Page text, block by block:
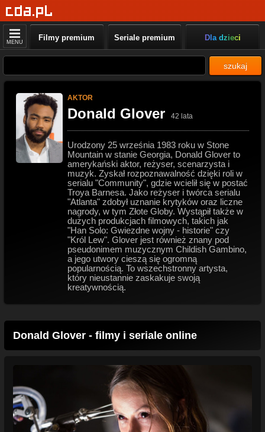
MENU Filmy premium Seriale premium Dla dzieci
szukaj
AKTOR
Donald Glover 42 lata
Urodzony 25 września 1983 roku w Stone
Mountain w stanie Georgia, Donald Glover to
amerykański aktor, reżyser, scenarzysta i
muzyk. Zyskał rozpoznawalność dzięki roli w
serialu "Community", gdzie wcielił się w postać
Troya Barnesa. Jako reżyser i twórca serialu
"Atlanta" zdobył uznanie krytyków oraz liczne
nagrody, w tym Złote Globy. Wystąpił także w
dużych produkcjach filmowych, takich jak
"Han Solo: Gwiezdne wojny - historie" czy
"Król Lew". Glover jest również znany pod
pseudonimem muzycznym Childish Gambino,
a jego utwory cieszą się ogromną
popularnością. To wszechstronny artysta,
który nieustannie zaskakuje swoją
kreatywnością.
Donald Glover - filmy i seriale online